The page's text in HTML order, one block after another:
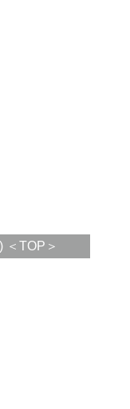
＜TOP＞